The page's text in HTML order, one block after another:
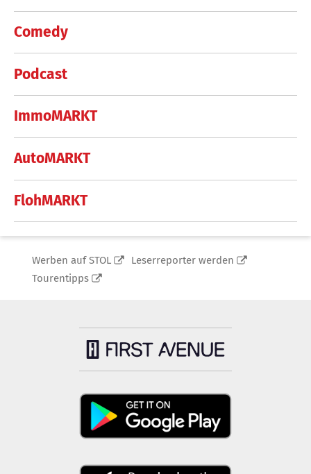
Comedy
Podcast
ImmoMARKT
AutoMARKT
FlohMARKT
Werben auf STOL
Leserreporter werden
Tourentipps